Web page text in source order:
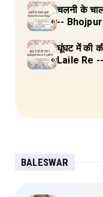
चलनी के चालल दुल्हा
--
घूंघट में की
Laile Re
BALESWAR